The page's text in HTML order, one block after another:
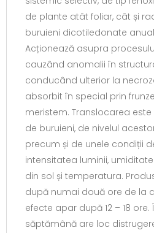
de plante atât foliar, cât și
buruieni dicotiledonate
Acționează asupra
cauzând anomalii în
conducând ulterior la
absorbit în special prin
meristem. Translocarea
de buruieni, de nivelul
precum și de unele condiții
intensitatea luminii,
din sol și temperatura.
după numai două ore de la
efecte apar după 12 – 18
săptămână are loc